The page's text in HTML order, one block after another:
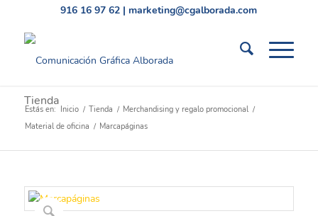
916 16 97 62 | marketing@cgalborada.com
Tienda
Estás en: Inicio / Tienda / Merchandising y regalo promocional /
Material de oficina / Marcapáginas